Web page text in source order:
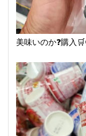
美味いのか❓️購入